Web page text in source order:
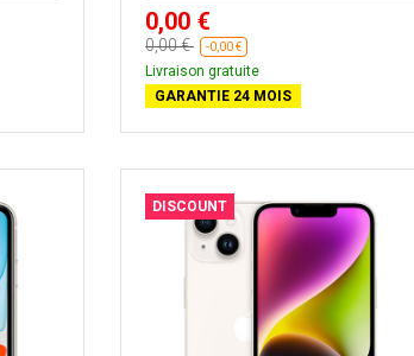
0,00 €
0,00 € -0,00 €
Livraison gratuite
GARANTIE 24 MOIS
DISCOUNT